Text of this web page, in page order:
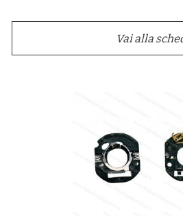
Vai alla